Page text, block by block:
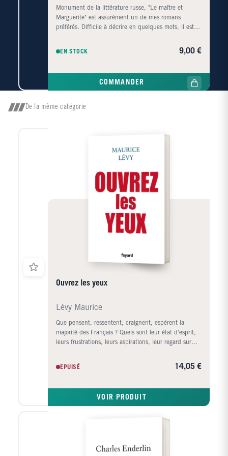
Monument de la littérature russe, "Le maître et
Marguerite" est assurément un de mes romans
préférés. Difficile à décrire en quelques mots, il est
entre le Maître et Marguerite, avec les allégories
EN STOCK 9,00 €
COMMANDER
De la même catégorie
Ouvrez les yeux
Lévy Maurice
Que pensent, ressentent, craignent, espèrent la
majorité des Français ? Quels sont leur état d'esprit,
leurs frustrations, leurs aspirations, leur regard sur
Publicis les a écoutés comme nul autre. Des milliers
tenaient à coeur. Ces paroles constituent une mine
étudié, lu, écouté cette source unique et propose une
années ? Sont-ils sans illusions et rétifs à tout
EPUISÉ 14,05 €
VOIR PRODUIT